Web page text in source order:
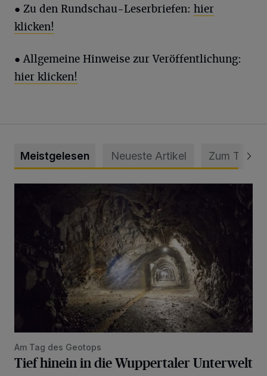
● Zu den Rundschau-Leserbriefen: hier
klicken!
● Allgemeine Hinweise zur Veröffentlichung:
hier klicken!
Meistgelesen Neueste Artikel Zum Thema
Am Tag des Geotops
Tief hinein in die Wuppertaler Unterwelt